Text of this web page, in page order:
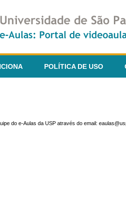
POLÍTICA DE USO
do e-Aulas da USP através do email: